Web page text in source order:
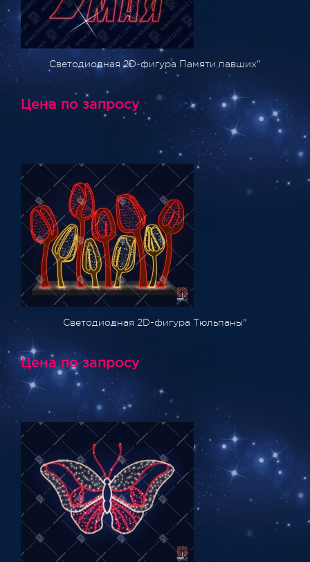
Светодиодная 2D-фигура Памяти павших"
Цена по запросу
Светодиодная 2D-фигура Тюльпаны"
Цена по запросу